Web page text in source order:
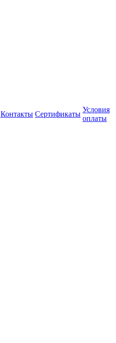
Контакты Сертификаты
Условия
оплаты